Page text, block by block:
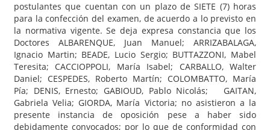
postulantes que cuentan con un plazo de SIETE (7) horas
para la confección del examen, de acuerdo a lo previsto en
la normativa vigente. Se deja expresa constancia que los
Doctores ALBARENQUE, Juan Manuel; ARRIZABALAGA,
Ignacio Martin; BEADE, Lucio Sergio; BUTTAZZONI, Mabel
Teresita; CACCIOPPOLI, María Isabel; CARBALLO, Walter
Daniel; CESPEDES, Roberto Martín; COLOMBATTO, María
Pía; DENIS, Ernesto; GABIOUD, Pablo Nicolás; GAITAN,
Gabriela Velia; GIORDA, María Victoria; no asistieron a la
presente instancia de oposición pese a haber sido
debidamente convocados; por lo que de conformidad con